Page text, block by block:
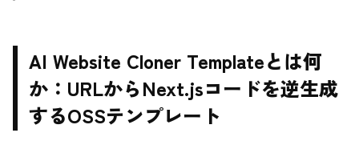
AI Website Cloner Templateとは何
か：URLからNext.jsコードを逆生成
するOSSテンプレート